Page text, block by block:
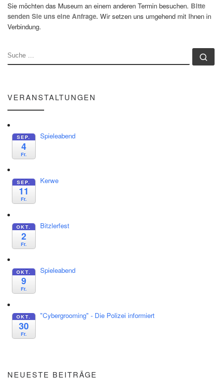
Sie möchten das Museum an einem anderen Termin besuchen. Bitte
senden Sie uns eine Anfrage. Wir setzen uns umgehend mit Ihnen in
Verbindung.
SUCHE
VERANSTALTUNGEN
SEP.
4
Fr.
Spieleabend
SEP.
11
Fr.
Kerwe
OKT.
2
Fr.
Bitzlerfest
OKT.
9
Fr.
Spieleabend
OKT.
30
Fr.
"Cybergrooming" - Die Polizei informiert
NEUESTE BEITRÄGE